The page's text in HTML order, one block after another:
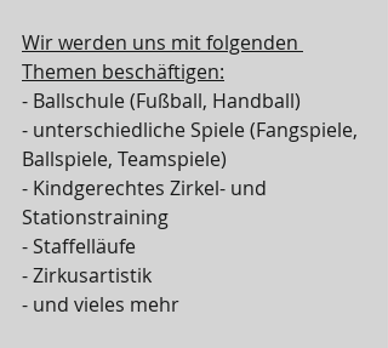
Wir werden uns mit folgenden
Themen beschäftigen:
- Ballschule (Fußball, Handball)
- unterschiedliche Spiele (Fangspiele,
Ballspiele, Teamspiele)
- Kindgerechtes Zirkel- und
Stationstraining
- Staffelläufe
- Zirkusartistik
- und vieles mehr